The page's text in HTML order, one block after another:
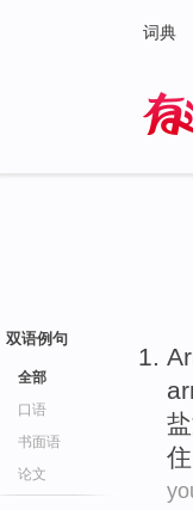
词典
双语例句
全部
口语
书面语
论文
住